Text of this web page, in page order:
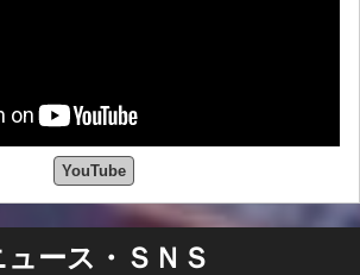
YouTube
ュース・ＳＮＳ